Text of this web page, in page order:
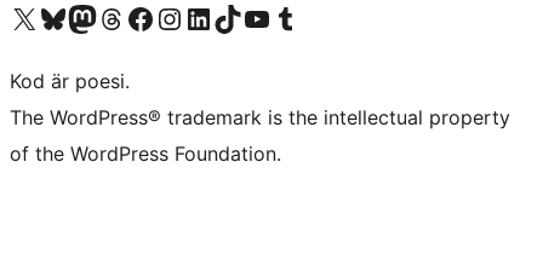
Besök vår X-konto (f.d. Twitter)
Besök vårt Bluesky-konto
Besök vårt Mastodon-konto
Besök vårt Thread-konto
Besök vår Facebook-sidaBesök vårt Instagram-konto
Besök vårt LinkedIn-konto
Besök vårt TikTok-konto
Besök vår YouTube-kanalBesök vårt Tumblr-konto
Kod är poesi.
The WordPress® trademark is the intellectual property
of the WordPress Foundation.